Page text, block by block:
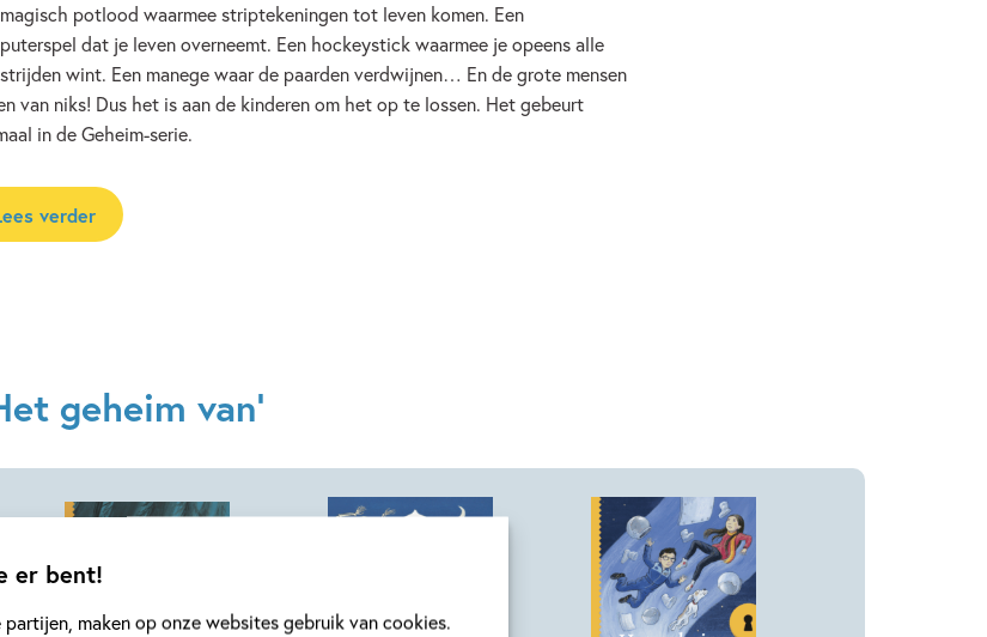
er bent!
maken op onze websites gebruik van cookies.
potlood waarmee striptekeningen tot leven komen. Een
dat je leven overneemt. Een hockeystick waarmee je opeens alle
wint. Een manege waar de paarden verdwijnen… En de grote mensen
van niks! Dus het is aan de kinderen om het op te lossen. Het gebeurt
in de Geheim-serie.
verder
geheim van'